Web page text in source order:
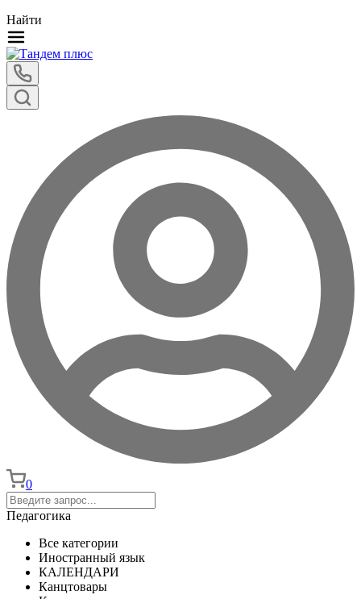
Найти
0
Педагогика
Все категории
Иностранный язык
КАЛЕНДАРИ
Канцтовары